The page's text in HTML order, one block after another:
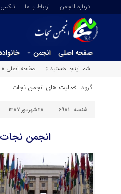
درباره انجمن ارتباط با ما
صفحه اصلی انجمن
شما اینجا هستید »
صفحه اصلی »
گروه : فعالیت های انجمن نجات
شناسه : 6981 28 شهریور 1387
انجمن